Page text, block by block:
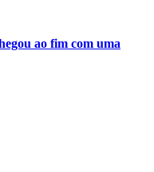
ao fim com uma